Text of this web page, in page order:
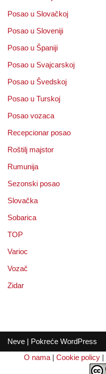
Posao u Slovačkoj
Posao u Sloveniji
Posao u Španiji
Posao u Svajcarskoj
Posao u Švedskoj
Posao u Turskoj
Posao vozaca
Recepcionar posao
Roštilj majstor
Rumunija
Sezonski posao
Slovačka
Sobarica
TOP
Varioc
Vozač
Zidar
Neve | Pokreće WordPress
O nama | Cookie policy |